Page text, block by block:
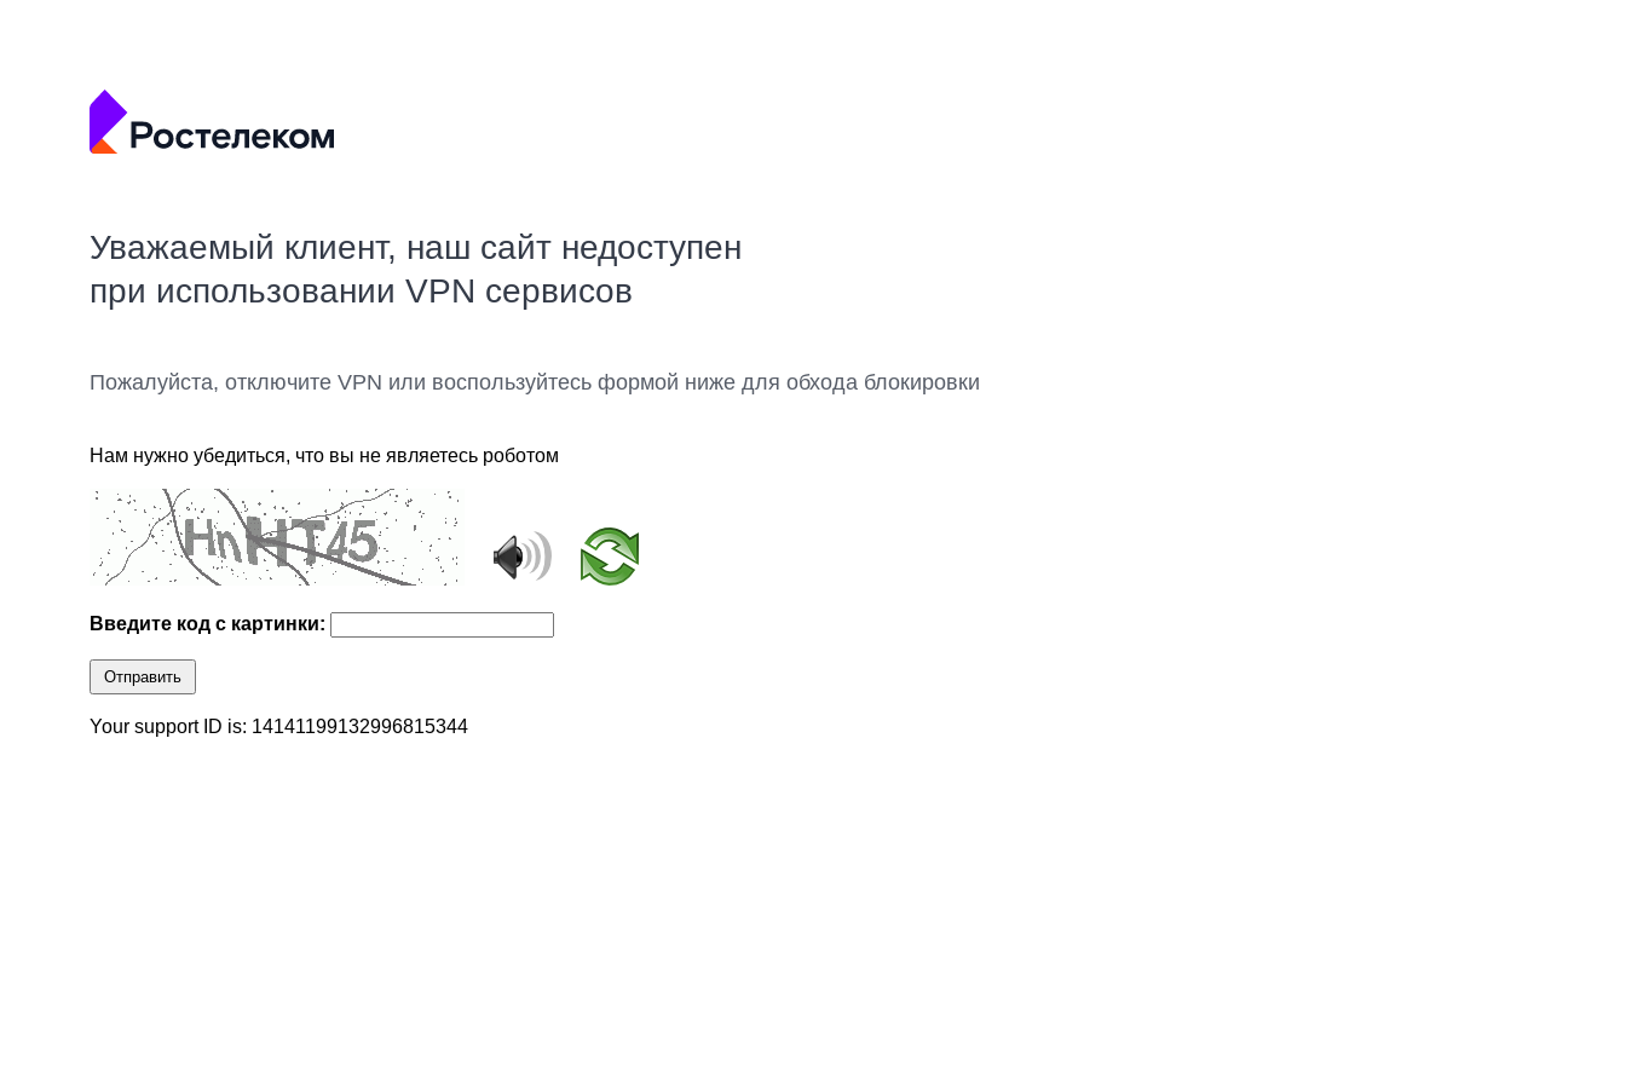
Уважаемый клиент, наш сайт недоступен
при использовании VPN сервисов
Пожалуйста, отключите VPN или воспользуйтесь формой ниже для обхода блокировки
Нам нужно убедиться, что вы не являетесь роботом
Введите код с картинки:
Отправить
Your support ID is: 14141199132996815344